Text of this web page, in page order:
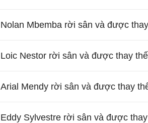
Nolan Mbemba rời sân và được
Loic Nestor rời sân và được thay
Arial Mendy rời sân và được thay
Eddy Sylvestre rời sân và được